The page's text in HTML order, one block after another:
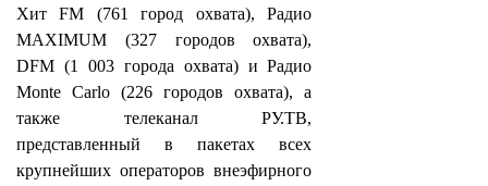
Хит FM (761 город охвата), Радио
MAXIMUM (327 городов охвата),
DFM (1 003 города охвата) и Радио
Monte Carlo (226 городов охвата), а
также телеканал РУ.ТВ,
представленный в пакетах всех
крупнейших операторов внеэфирного